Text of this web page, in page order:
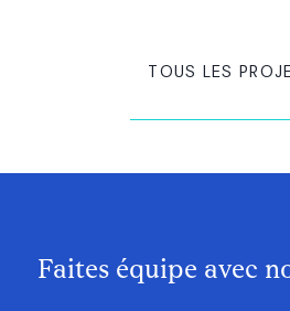
TOUS LES
Faites équipe avec